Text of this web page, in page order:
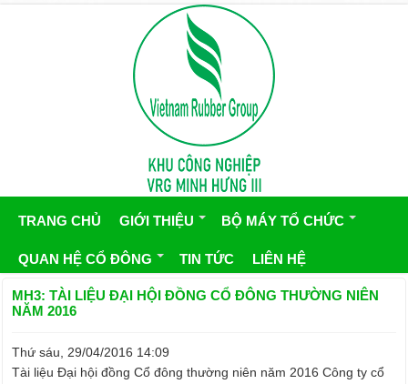
TRANG CHỦ GIỚI THIỆU BỘ MÁY TỔ CHỨC
QUAN HỆ CỔ ĐÔNG TIN TỨC LIÊN HỆ
MH3: TÀI LIỆU ĐẠI HỘI ĐỒNG CỔ ĐÔNG THƯỜNG NIÊN
NĂM 2016
Thứ sáu, 29/04/2016 14:09
Tài liệu Đại hội đồng Cổ đông thường niên năm 2016 Công ty cổ